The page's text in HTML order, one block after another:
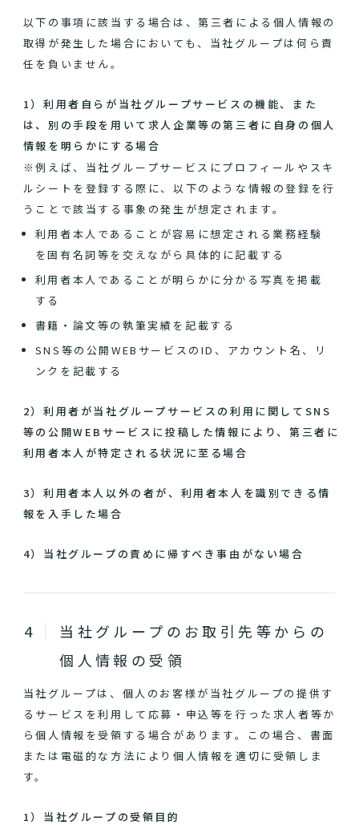
以下の事項に該当する場合は、第三者による個人情報の
取得が発生した場合においても、当社グループは何ら責
任を負いません。
1）利用者自らが当社グループサービスの機能、また
は、別の手段を用いて求人企業等の第三者に自身の個人
情報を明らかにする場合
※例えば、当社グループサービスにプロフィールやスキ
ルシートを登録する際に、以下のような情報の登録を行
うことで該当する事象の発生が想定されます。
利用者本人であることが容易に想定される業務経験
を固有名詞等を交えながら具体的に記載する
利用者本人であることが明らかに分かる写真を掲載
する
書籍・論文等の執筆実績を記載する
SNS等の公開WEBサービスのID、アカウント名、リ
ンクを記載する
2）利用者が当社グループサービスの利用に関してSNS
等の公開WEBサービスに投稿した情報により、第三者に
利用者本人が特定される状況に至る場合
3）利用者本人以外の者が、利用者本人を識別できる情
報を入手した場合
4）当社グループの責めに帰すべき事由がない場合
当社グループのお取引先等からの
個人情報の受領
当社グループは、個人のお客様が当社グループの提供す
るサービスを利用して応募・申込等を行った求人者等か
ら個人情報を受領する場合があります。この場合、書面
または電磁的な方法により個人情報を適切に受領しま
す。
1）当社グループの受領目的